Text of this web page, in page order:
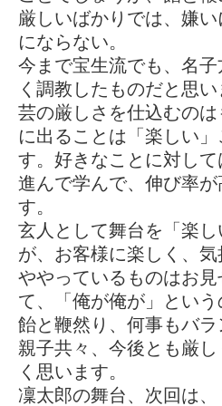
厳しいばかりでは、嫌
にならない。
今まで宝生流でも、名
く調教したものだと思い
芸の厳しさを仕込むの
に出ることは「楽しい
す。好きなことに対し
進んで学んで、伸び率
す。
玄人として舞台を「楽
が、お客様に楽しく、
ややっているものはお
て、「俺が俺が」とい
飴と鞭然り、何事もバラ
親子共々、今後とも厳
く思います。
凜太郎の舞台、次回は